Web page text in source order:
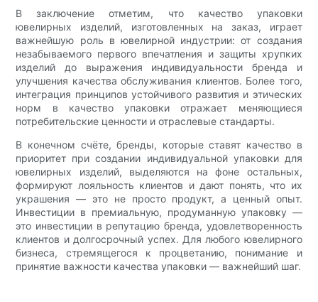
В заключение отметим, что качество упаковки
ювелирных изделий, изготовленных на заказ, играет
важнейшую роль в ювелирной индустрии: от создания
незабываемого первого впечатления и защиты хрупких
изделий до выражения индивидуальности бренда и
улучшения качества обслуживания клиентов. Более того,
интеграция принципов устойчивого развития и этических
норм в качество упаковки отражает меняющиеся
потребительские ценности и отраслевые стандарты.
В конечном счёте, бренды, которые ставят качество в
приоритет при создании индивидуальной упаковки для
ювелирных изделий, выделяются на фоне остальных,
формируют лояльность клиентов и дают понять, что их
украшения — это не просто продукт, а ценный опыт.
Инвестиции в премиальную, продуманную упаковку —
это инвестиции в репутацию бренда, удовлетворенность
клиентов и долгосрочный успех. Для любого ювелирного
бизнеса, стремящегося к процветанию, понимание и
принятие важности качества упаковки — важнейший шаг.